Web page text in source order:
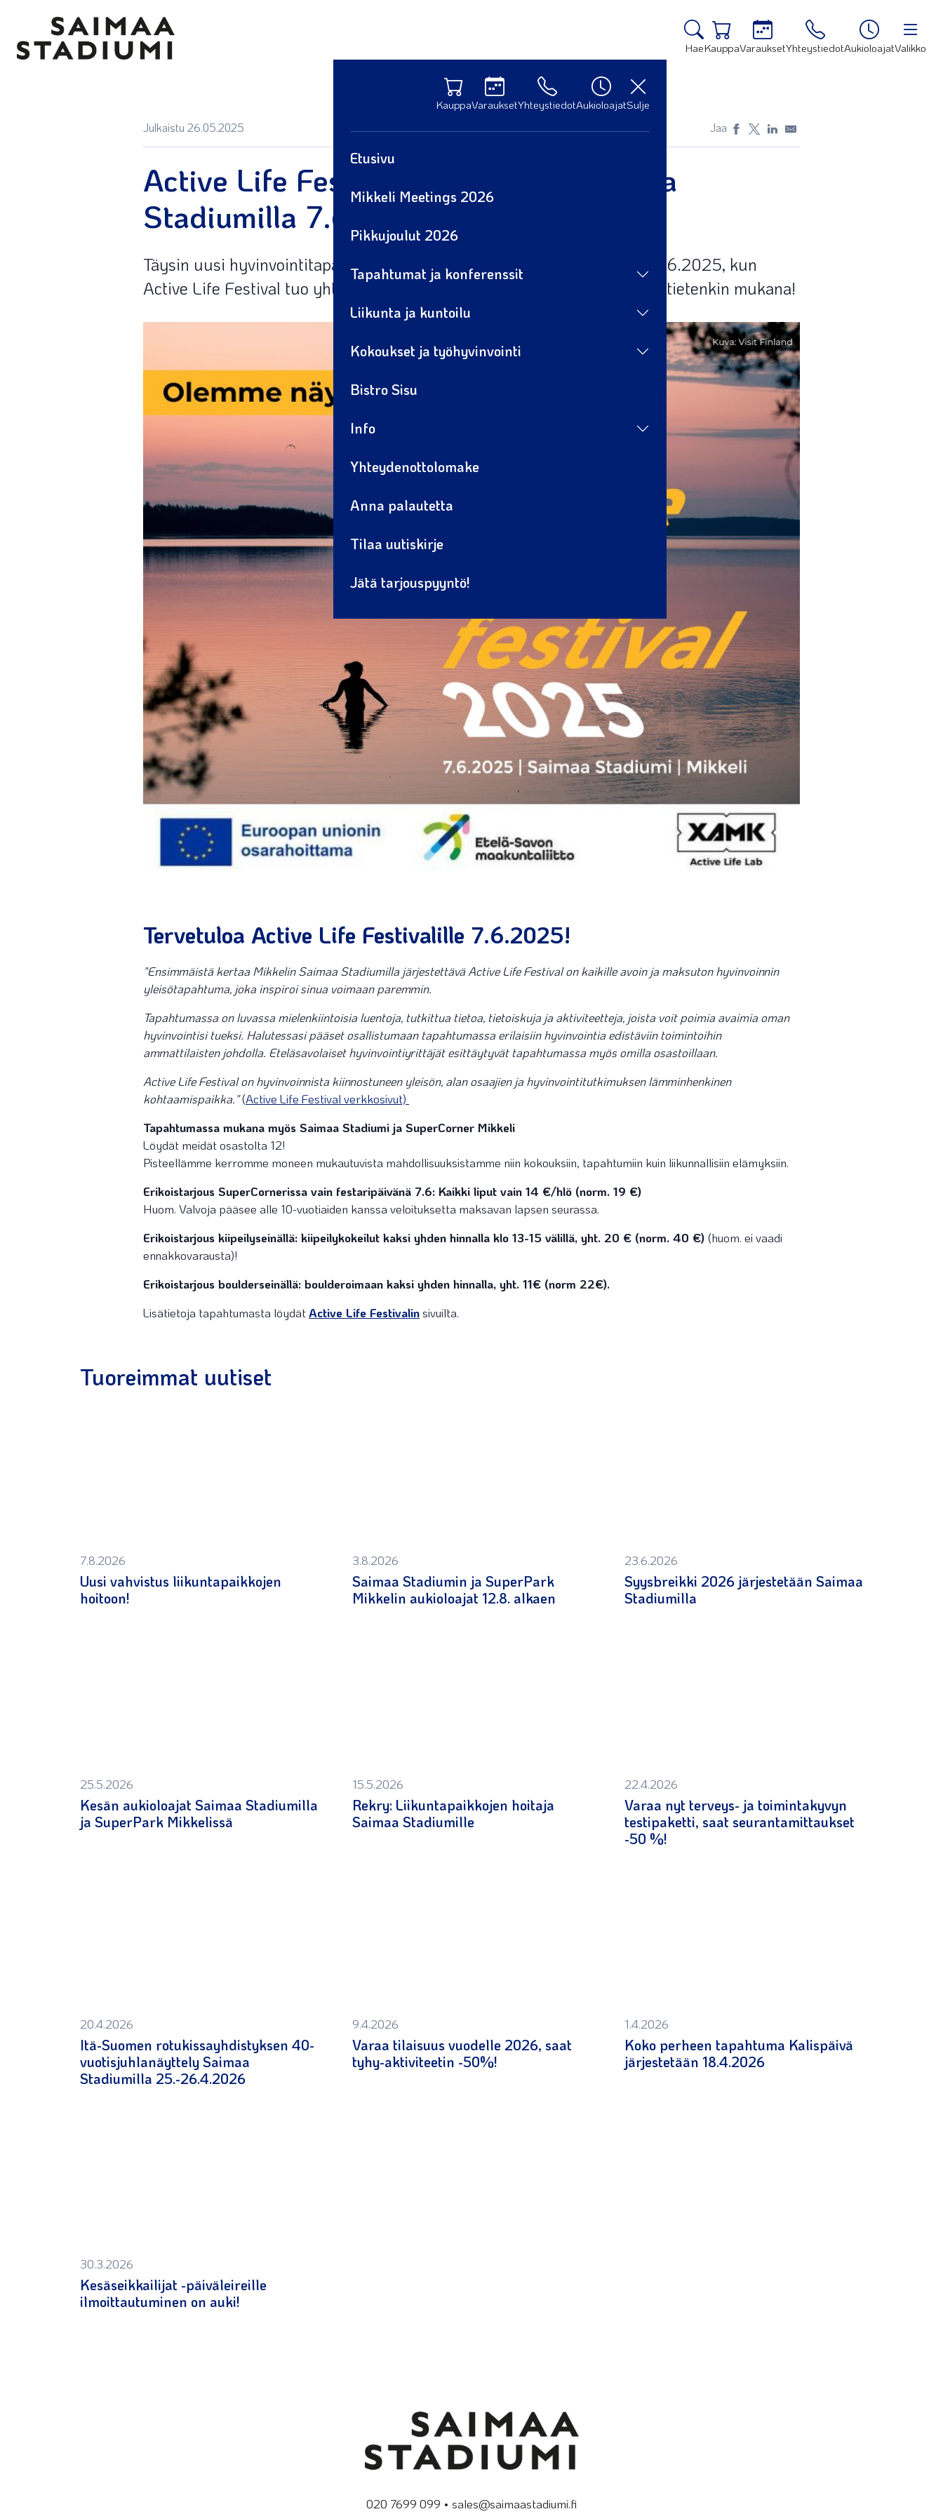
HaeKauppaVarauksetYhteystiedotAukioloajatValikko
KauppaVarauksetYhteystiedotAukioloajatSulje
Etusivu
Mikkeli Meetings 2026
Pikkujoulut 2026
Tapahtumat ja konferenssit
Liikunta ja kuntoilu
Kokoukset ja työhyvinvointi
Bistro Sisu
Info
Yhteydenottolomake
Anna palautetta
Tilaa uutiskirje
Jätä tarjouspyyntö!
Julkaistu 26.05.2025 Jaa
Active Life Festival järjestetään Saimaa
Stadiumilla 7.6.2025
Täysin uusi hyvinvointitapahtuma valtaa Saimaa Stadiumin lauantaina 7.6.2025, kun
Active Life Festival tuo yhteen hyvinvoinnin näkökulmia – ja me olemme tietenkin mukana!
Tervetuloa Active Life Festivalille 7.6.2025!
"Ensimmäistä kertaa Mikkelin Saimaa Stadiumilla järjestettävä Active Life Festival on kaikille avoin ja maksuton hyvinvoinnin
yleisötapahtuma, joka inspiroi sinua voimaan paremmin.
Tapahtumassa on luvassa mielenkiintoisia luentoja, tutkittua tietoa, tietoiskuja ja aktiviteetteja, joista voit poimia avaimia oman
hyvinvointisi tueksi. Halutessasi pääset osallistumaan tapahtumassa erilaisiin hyvinvointia edistäviin toimintoihin
ammattilaisten johdolla. Eteläsavolaiset hyvinvointiyrittäjät esittäytyvät tapahtumassa myös omilla osastoillaan.
Active Life Festival on hyvinvoinnista kiinnostuneen yleisön, alan osaajien ja hyvinvointitutkimuksen lämminhenkinen
kohtaamispaikka."(Active Life Festival verkkosivut)
Tapahtumassa mukana myös Saimaa Stadiumi ja SuperCorner Mikkeli
Löydät meidät osastolta 12!
Pisteellämme kerromme moneen mukautuvista mahdollisuuksistamme niin kokouksiin, tapahtumiin kuin liikunnallisiin elämyksiin.
Erikoistarjous SuperCornerissa vain festaripäivänä 7.6: Kaikki liput vain 14 €/hlö (norm. 19 €)
Huom. Valvoja pääsee alle 10-vuotiaiden kanssa veloituksetta maksavan lapsen seurassa.
Erikoistarjous kiipeilyseinällä: kiipeilykokeilut kaksi yhden hinnalla klo 13-15 välillä, yht. 20 € (norm. 40 €) (huom. ei vaadi
ennakkovarausta)!
Erikoistarjous boulderseinällä: boulderoimaan kaksi yhden hinnalla, yht. 11€ (norm 22€).
Lisätietoja tapahtumasta löydätActive Life Festivalinsivuilta.
Tuoreimmat uutiset
7.8.2026
Uusi vahvistus liikuntapaikkojen
hoitoon!
3.8.2026
Saimaa Stadiumin ja SuperPark
Mikkelin aukioloajat 12.8. alkaen
23.6.2026
Syysbreikki 2026 järjestetään Saimaa
Stadiumilla
25.5.2026
Kesän aukioloajat Saimaa Stadiumilla
ja SuperPark Mikkelissä
15.5.2026
Rekry: Liikuntapaikkojen hoitaja
Saimaa Stadiumille
22.4.2026
Varaa nyt terveys- ja toimintakyvyn
testipaketti, saat seurantamittaukset
-50 %!
20.4.2026
Itä-Suomen rotukissayhdistyksen 40-
vuotisjuhlanäyttely Saimaa
Stadiumilla 25.-26.4.2026
9.4.2026
Varaa tilaisuus vuodelle 2026, saat
tyhy-aktiviteetin -50%!
1.4.2026
Koko perheen tapahtuma Kalispäivä
järjestetään 18.4.2026
30.3.2026
Kesäseikkailijat -päiväleireille
ilmoittautuminen on auki!
020 7699 099 • sales@saimaastadiumi.fi